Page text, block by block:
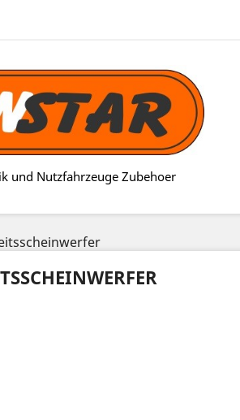
und Nutzfahrzeuge Zubehoer